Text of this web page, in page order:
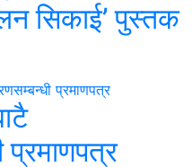
सिकाई’ पुस्तक
प्रमाणपत्र